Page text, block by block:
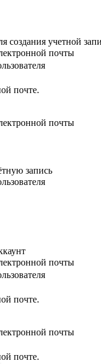
создания учетной
почты
почте.
почты
запись
почты
почте.
почты
почте.